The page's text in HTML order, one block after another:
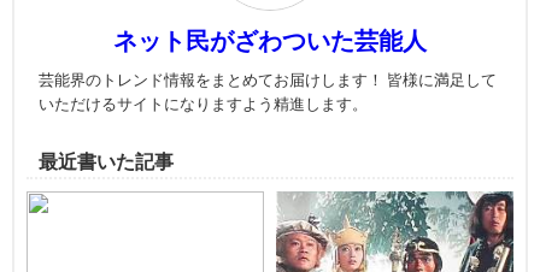
ネット民がざわついた芸能人
芸能界のトレンド情報をまとめてお届けします！ 皆様に満足して
いただけるサイトになりますよう精進します。
最近書いた記事